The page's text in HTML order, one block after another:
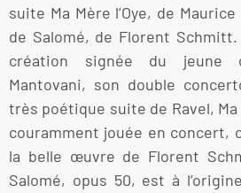
suite Ma Mère l’Oye, de
de Salomé, de Florent
création signée du jeune
Mantovani, son double
très poétique suite de Ravel, Ma
couramment jouée en concert,
la belle œuvre de Florent
Salomé, opus 50, est à